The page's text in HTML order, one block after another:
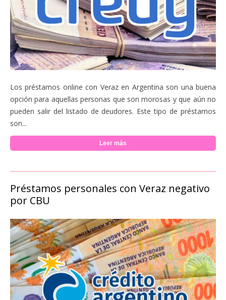
Los préstamos online con Veraz en Argentina son una buena
opción para aquellas personas que son morosas y que aún no
pueden salir del listado de deudores. Este tipo de préstamos
son...
Leer más
Préstamos personales con Veraz negativo
por CBU